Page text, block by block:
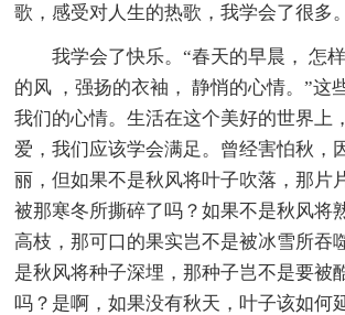
歌，感受对人生的热歌，我学会了很多。
我学会了快乐。“春天的早晨， 怎
的风 ，强扬的衣袖， 静悄的心情。”这
我们的心情。生活在这个美好的世界上
爱，我们应该学会满足。曾经害怕秋，
丽，但如果不是秋风将叶子吹落，那片
被那寒冬所撕碎了吗？如果不是秋风将
高枝，那可口的果实岂不是被冰雪所吞
是秋风将种子深埋，那种子岂不是要被
吗？是啊，如果没有秋天，叶子该如何